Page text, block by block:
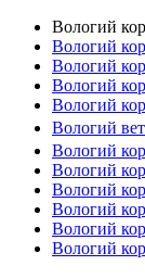
Вологий
Вологий
Вологий
Вологий
Вологий
Вологий
Вологий
Вологий
Вологий
Вологий
Вологий
Вологий